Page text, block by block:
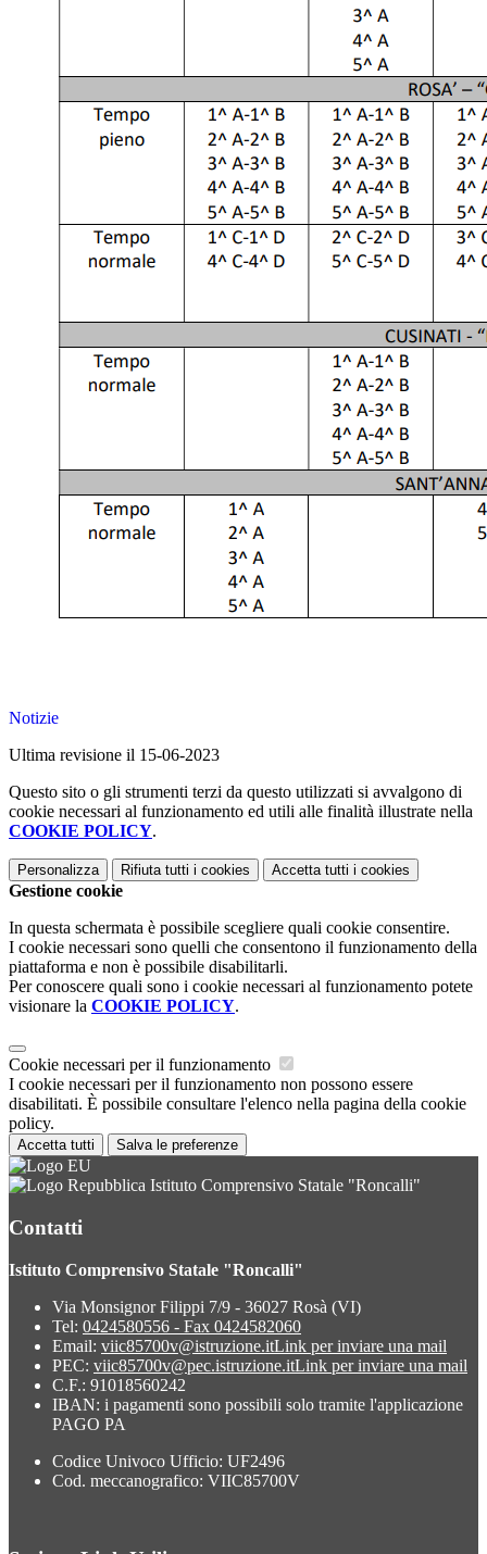
Notizie
Ultima revisione il 15-06-2023
Questo sito o gli strumenti terzi da questo utilizzati si avvalgono di
cookie necessari al funzionamento ed utili alle finalità illustrate nella
COOKIE POLICY.
Personalizza Rifiuta tutti i cookies Accetta tutti i cookies
Gestione cookie
In questa schermata è possibile scegliere quali cookie consentire.
I cookie necessari sono quelli che consentono il funzionamento della
piattaforma e non è possibile disabilitarli.
Per conoscere quali sono i cookie necessari al funzionamento potete
visionare la COOKIE POLICY.
Cookie necessari per il funzionamento
I cookie necessari per il funzionamento non possono essere
disabilitati. È possibile consultare l'elenco nella pagina della cookie
policy.
Accetta tutti Salva le preferenze
Istituto Comprensivo Statale "Roncalli"
Contatti
Istituto Comprensivo Statale "Roncalli"
Via Monsignor Filippi 7/9 - 36027 Rosà (VI)
Tel: 0424580556 - Fax 0424582060
Email: viic85700v@istruzione.itLink per inviare una mail
PEC: viic85700v@pec.istruzione.itLink per inviare una mail
C.F.: 91018560242
IBAN: i pagamenti sono possibili solo tramite l'applicazione
PAGO PA
Codice Univoco Ufficio: UF2496
Cod. meccanografico: VIIC85700V